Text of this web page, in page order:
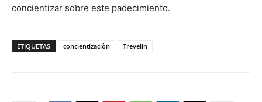
concientizar sobre este padecimiento.
ETIQUETAS concientizaciòn Trevelin